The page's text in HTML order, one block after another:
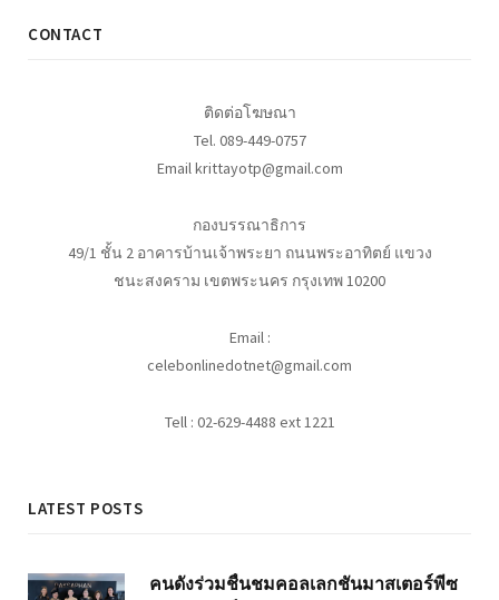
CONTACT
ติดต่อโฆษณา
Tel. 089-449-0757
Email krittayotp@gmail.com
กองบรรณาธิการ
49/1 ชั้น 2 อาคารบ้านเจ้าพระยา ถนนพระอาทิตย์ แขวง
ชนะสงคราม เขตพระนคร กรุงเทพ 10200
Email :
celebonlinedotnet@gmail.com
Tell : 02-629-4488 ext 1221
LATEST POSTS
คนดังร่วมชื่นชมคอลเลกชันมาสเตอร์พีซ